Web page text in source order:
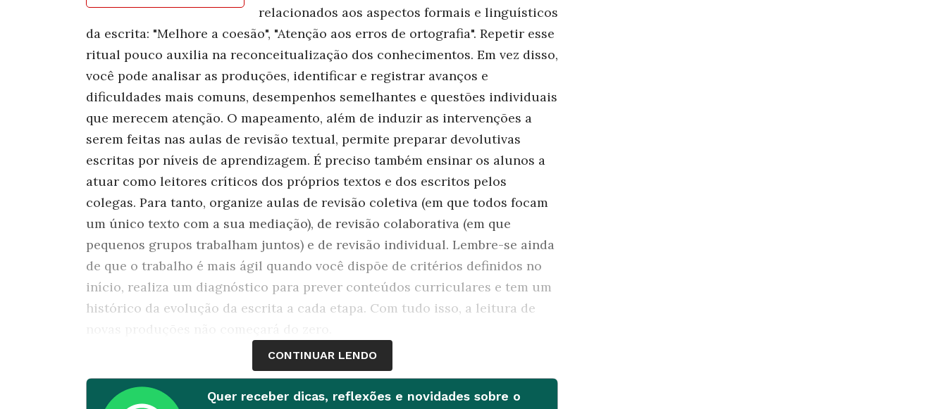
relacionados aos aspectos formais e linguísticos
da escrita: "Melhore a coesão", "Atenção aos erros de ortografia". Repetir esse
ritual pouco auxilia na reconceitualização dos conhecimentos. Em vez disso,
você pode analisar as produções, identificar e registrar avanços e
dificuldades mais comuns, desempenhos semelhantes e questões individuais
que merecem atenção. O mapeamento, além de induzir as intervenções a
serem feitas nas aulas de revisão textual, permite preparar devolutivas
escritas por níveis de aprendizagem. É preciso também ensinar os alunos a
atuar como leitores críticos dos próprios textos e dos escritos pelos
colegas. Para tanto, organize aulas de revisão coletiva (em que todos focam
um único texto com a sua mediação), de revisão colaborativa (em que
pequenos grupos trabalham juntos) e de revisão individual. Lembre-se ainda
de que o trabalho é mais ágil quando você dispõe de critérios definidos no
início, realiza um diagnóstico para prever conteúdos curriculares e tem um
histórico da evolução da escrita a cada etapa. Com tudo isso, a leitura de
CONTINUAR LENDO
Quer receber dicas, reflexões e novidades sobre o